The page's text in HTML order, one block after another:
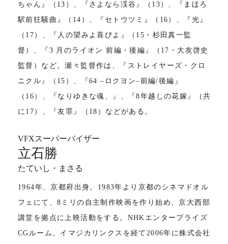
ちゃん』（13）、『さよなら渓谷』（13）、『まほろ
駅前狂騒曲』（14）、『セトウツミ』（16）、『光』
（17）、『人の望みよ喜びよ』（15・杉田真一監
督）、『3 月のライオン 前編・後編』（17・大友啓史
監督）など。瀬々監督作は、『ストレイヤーズ・クロ
ニクル』（15）、『64 ‒ロクヨン‒前編/後編』
（16）、『なりゆきな魂、』、『8年越しの花嫁』（共
に17）、『友罪』（18）などがある。
VFXスーパーバイザー
立石勝
たていし・まさる
1964年、京都府出身。1983年より京都のシネマドオル
フェにて、8ミリの自主制作映画を作り始め、京大西部
講堂を拠点に上映活動をする。NHKエンタープライズ
CGルーム、イマジカリンクスを経て2006年に株式会社